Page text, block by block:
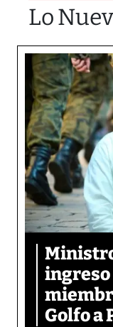
Lo
ingreso
Golfo a